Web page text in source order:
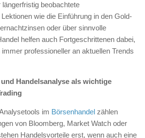
beobachtete
wie die Einführung in den Gold-
oder über sinnvolle
helfen auch Fortgeschrittenen dabei,
immer professioneller an aktuellen Trends
Handelsanalyse als wichtige
im Börsenhandel zählen
von Bloomberg, Market Watch oder
Handelsvorteile erst, wenn auch eine